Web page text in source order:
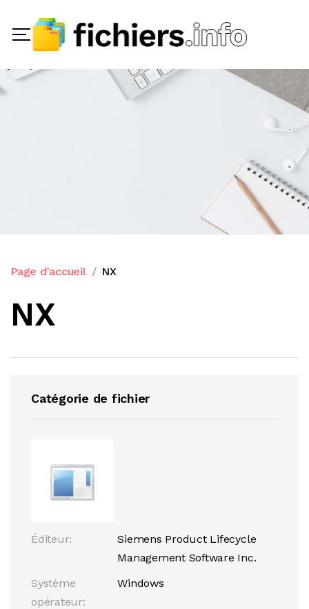
Page d'accueil NX
NX
Catégorie de fichier
Éditeur:
Siemens Product Lifecycle
Management Software Inc.
Système
opérateur:
Windows